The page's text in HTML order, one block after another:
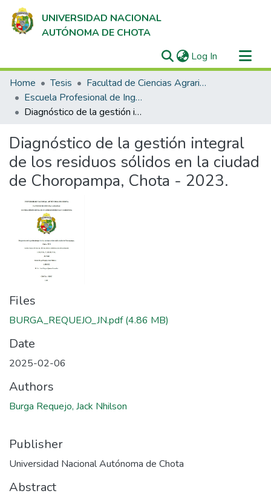
UNIVERSIDAD NACIONAL
AUTÓNOMA DE CHOTA
Log In (current)
Communities & Collections
All of DSpace
Statistics
Home Tesis
Facultad de Ciencias Agrarias
Escuela Profesional de Ingeniería Forestal y Ambiental
Diagnóstico de la gestión integral de los residuos sólidos en la ciudad de Choropampa, Chota - 2023.
Diagnóstico de la gestión integral
de los residuos sólidos en la ciudad
de Choropampa, Chota - 2023.
Files
BURGA_REQUEJO_JN.pdf(4.86 MB)
Date
2025-02-06
Authors
Burga Requejo, Jack Nhilson
Publisher
Universidad Nacional Autónoma de Chota
Abstract